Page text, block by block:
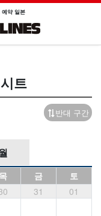
약 일본
트
반대 구간
목 금
토
31 01